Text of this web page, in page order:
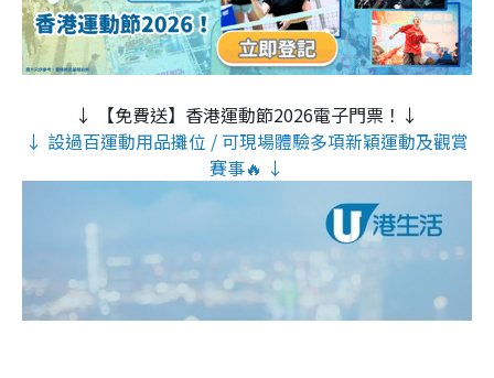
↓ 【免費送】香港運動節2026電子門票！↓
↓ 設過百運動用品攤位 / 可現場體驗多項新穎運動及觀賞
賽事🔥 ↓